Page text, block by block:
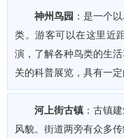
神州鸟园 ：是一个
类。游客可以在这里近
演，了解各种鸟类的生
关的科普展览，具有一定
河上街古镇 ：古镇
风貌。街道两旁有众多